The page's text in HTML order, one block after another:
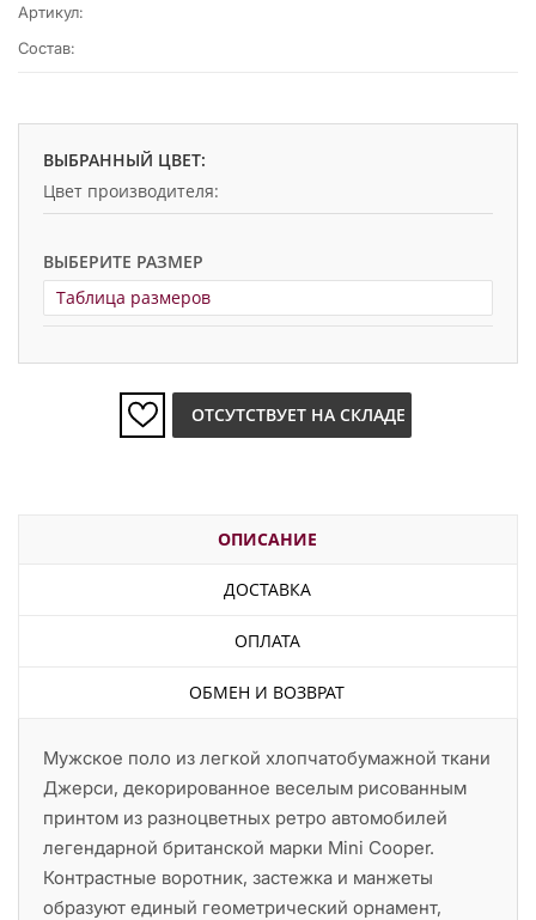
Артикул:
Состав:
ВЫБРАННЫЙ ЦВЕТ:
Цвет производителя:
ВЫБЕРИТЕ РАЗМЕР
Таблица размеров
ОТСУТСТВУЕТ НА СКЛАДЕ
ОПИСАНИЕ
ДОСТАВКА
ОПЛАТА
ОБМЕН И ВОЗВРАТ
Мужское поло из легкой хлопчатобумажной ткани
Джерси, декорированное веселым рисованным
принтом из разноцветных ретро автомобилей
легендарной британской марки Mini Cooper.
Контрастные воротник, застежка и манжеты
образуют единый геометрический орнамент,